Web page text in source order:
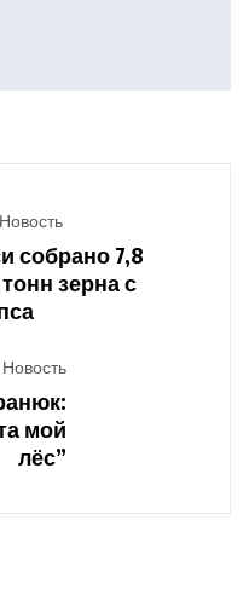
собрано 7,8
зерна с
мой
лёс”